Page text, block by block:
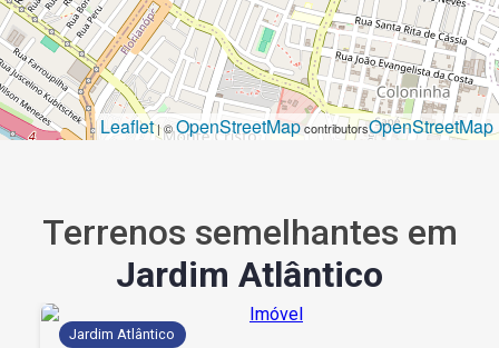
Leaflet| ©OpenStreetMapcontributorsOpenStreetMap
Terrenos semelhantes em
Jardim Atlântico
Jardim Atlântico